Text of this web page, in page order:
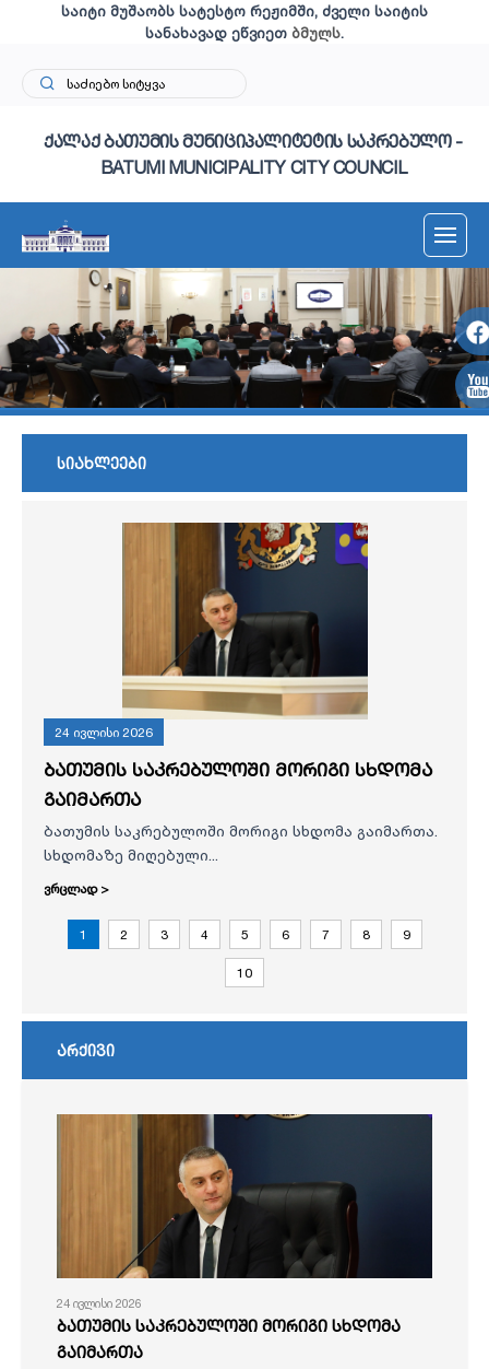
საიტი მუშაობს სატესტო რეჟიმში, ძველი საიტის
სანახავად ეწვიეთ ბმულს.
ქალაქ ბათუმის მუნიციპალიტეტის საკრებულო -
BATUMI MUNICIPALITY CITY COUNCIL
სიახლეები
24 ივლისი 2026
ბათუმის საკრებულოში მორიგი სხდომა
გაიმართა
ბათუმის საკრებულოში მორიგი სხდომა გაიმართა.
სხდომაზე მიღებული...
ვრცლად >
1 2 3 4 5 6 7 8 9
10
არქივი
24 ივლისი 2026
ბათუმის საკრებულოში მორიგი სხდომა
გაიმართა